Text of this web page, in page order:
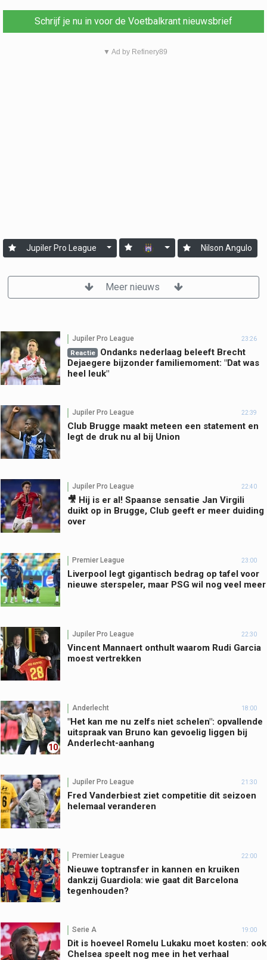
Schrijf je nu in voor de Voetbalkrant nieuwsbrief
▼ Ad by Refinery89
Jupiler Pro League Nilson Angulo
Meer nieuws
Jupiler Pro League 23:26
Reactie
Ondanks nederlaag beleeft Brecht
Dejaegere bijzonder familiemoment: "Dat was
heel leuk"
Jupiler Pro League 22:39
Club Brugge maakt meteen een statement en
legt de druk nu al bij Union
Jupiler Pro League 22:40
🎥 Hij is er al! Spaanse sensatie Jan Virgili
duikt op in Brugge, Club geeft er meer duiding
over
Premier League 23:00
Liverpool legt gigantisch bedrag op tafel voor
nieuwe sterspeler, maar PSG wil nog veel meer
Jupiler Pro League 22:30
Vincent Mannaert onthult waarom Rudi Garcia
moest vertrekken
10
Anderlecht 18:00
"Het kan me nu zelfs niet schelen": opvallende
uitspraak van Bruno kan gevoelig liggen bij
Anderlecht-aanhang
Jupiler Pro League 21:30
Fred Vanderbiest ziet competitie dit seizoen
helemaal veranderen
Premier League 22:00
Nieuwe toptransfer in kannen en kruiken
dankzij Guardiola: wie gaat dit Barcelona
tegenhouden?
Serie A 19:00
Dit is hoeveel Romelu Lukaku moet kosten: ook
Chelsea speelt nog mee in het verhaal